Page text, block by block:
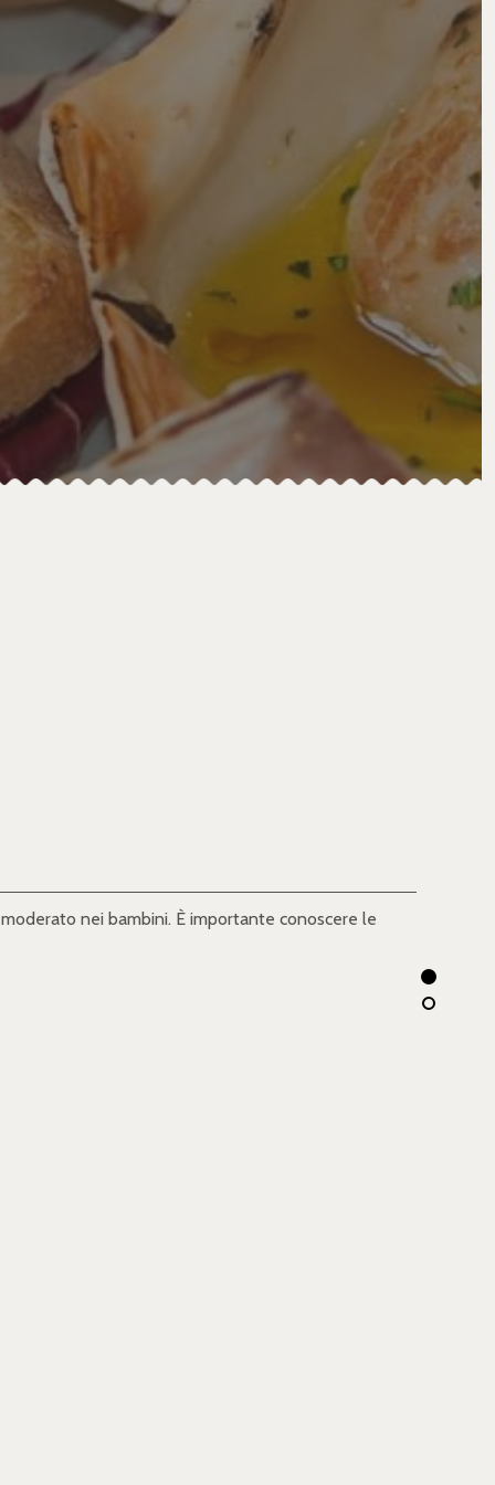
nei bambini. È importante conoscere le